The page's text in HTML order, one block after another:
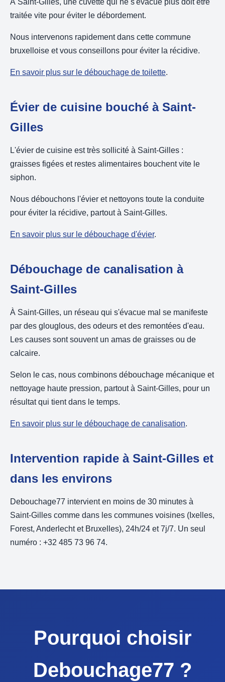
À Saint-Gilles, une cuvette qui ne s'évacue plus doit être
traitée vite pour éviter le débordement.
Nous intervenons rapidement dans cette commune
bruxelloise et vous conseillons pour éviter la récidive.
En savoir plus sur le débouchage de toilette.
Évier de cuisine bouché à Saint-
Gilles
L'évier de cuisine est très sollicité à Saint-Gilles :
graisses figées et restes alimentaires bouchent vite le
siphon.
Nous débouchons l'évier et nettoyons toute la conduite
pour éviter la récidive, partout à Saint-Gilles.
En savoir plus sur le débouchage d'évier.
Débouchage de canalisation à
Saint-Gilles
À Saint-Gilles, un réseau qui s'évacue mal se manifeste
par des glouglous, des odeurs et des remontées d'eau.
Les causes sont souvent un amas de graisses ou de
calcaire.
Selon le cas, nous combinons débouchage mécanique et
nettoyage haute pression, partout à Saint-Gilles, pour un
résultat qui tient dans le temps.
En savoir plus sur le débouchage de canalisation.
Intervention rapide à Saint-Gilles et
dans les environs
Debouchage77 intervient en moins de 30 minutes à
Saint-Gilles comme dans les communes voisines (Ixelles,
Forest, Anderlecht et Bruxelles), 24h/24 et 7j/7. Un seul
numéro : +32 485 73 96 74.
Pourquoi choisir
Debouchage77 ?